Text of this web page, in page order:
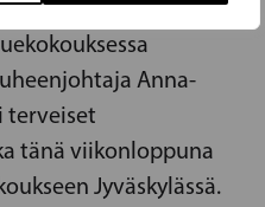
Anna-
terveiset
tänä viikonloppuna
Jyväskylässä.